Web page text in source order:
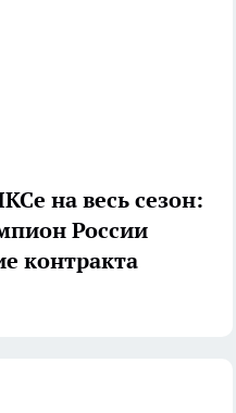
на весь сезон:
России
контракта